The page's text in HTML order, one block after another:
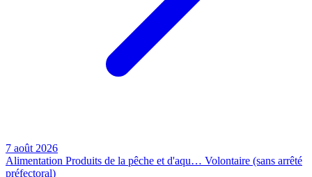
7 août 2026
Alimentation Produits de la pêche et d'aqu… Volontaire (sans arrêté
préfectoral)